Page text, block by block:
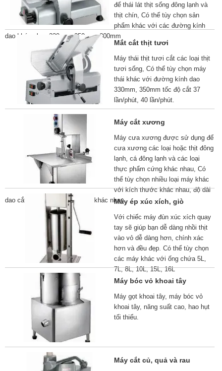
để thái lát thịt sống đông lạnh và
thịt chín, Có thể tùy chọn sản
phẩm khác với các đường kính
dao khác nhau 220mm, 250mm, 300mm
Mắt cắt thịt tươi
Máy thái thịt tươi cắt các loại thịt
tươi sống, Có thể tùy chọn máy
thái khác với đường kính dao
330mm, 350mm tốc độ cắt 37
lần/phút, 40 lần/phút.
Máy cắt xương
Máy cưa xương được sử dụng để
cưa xương các loại hoặc thịt đông
lạnh, cá đông lạnh và các loại
thực phẩm cứng khác nhau, Có
thể tùy chọn nhiều loại máy khác
với kích thước khác nhau, độ dài
dao cắt khác nhau, độ dày cắt khác nhau.Máy ép xúc xích, giò
Với chiếc máy đùn xúc xích quay
tay sẽ giúp bạn dễ dàng nhồi thịt
vào vỏ dễ dàng hơn, chính xác
hơn và đều đẹp. Có thể tùy chọn
các máy khác với ống chứa 5L,
7L, 8L, 10L, 15L, 16L
Máy bóc vỏ khoai tây
Máy gọt khoai tây, máy bóc vỏ
khoai tây, năng suất cao, hao hụt
tối thiểu.
Máy cắt củ, quả và rau